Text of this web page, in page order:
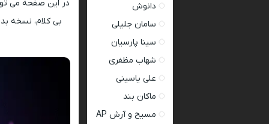
دانوش
سامان جلیلی
سینا پارسیان
شهاب مظفری
علی یاسینی
ماکان بند
مسیح و آرش AP